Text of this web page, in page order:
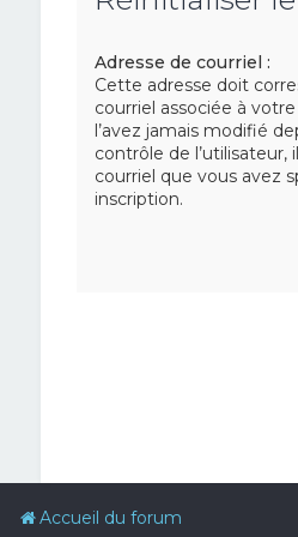
Adresse de courriel :
Cette adresse doit
courriel associée à
l’avez jamais modifié
contrôle de l’utilisateur,
courriel que vous avez
inscription.
Accueil du forum